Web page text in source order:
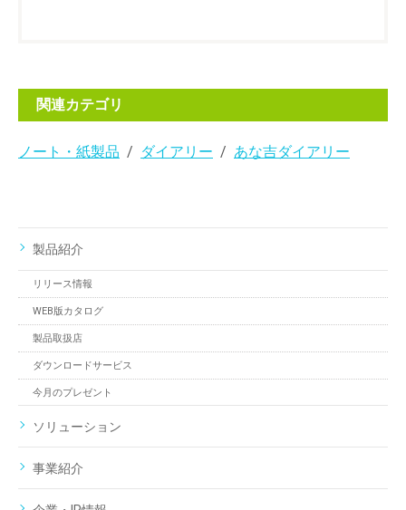
関連カテゴリ
ノート・紙製品 ダイアリー あな吉ダイアリー
製品紹介
リリース情報
WEB版カタログ
製品取扱店
ダウンロードサービス
今月のプレゼント
ソリューション
事業紹介